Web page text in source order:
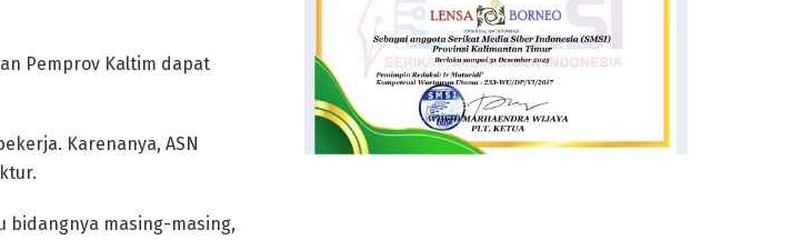
Pemprov Kaltim dapat
Karenanya, ASN
bidangnya masing-masing,